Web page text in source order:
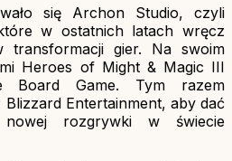
się Archon Studio, czyli
w ostatnich latach wręcz
transformacji gier. Na swoim
Heroes of Might & Magic III
Board Game. Tym razem
Blizzard Entertainment, aby dać
rozgrywki w świecie